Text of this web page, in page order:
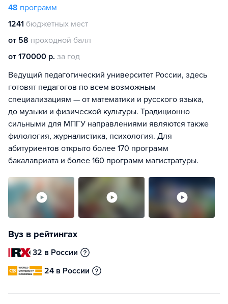
48 программ
1241 бюджетных мест
от 58 проходной балл
от 170000 р. за год
Ведущий педагогический университет России, здесь
готовят педагогов по всем возможным
специализациям — от математики и русского языка,
до музыки и физической культуры. Традиционно
сильными для МПГУ направлениями являются также
филология, журналистика, психология. Для
абитуриентов открыто более 170 программ
бакалавриата и более 160 программ магистратуры.
Вуз в рейтингах
32 в России
24 в России